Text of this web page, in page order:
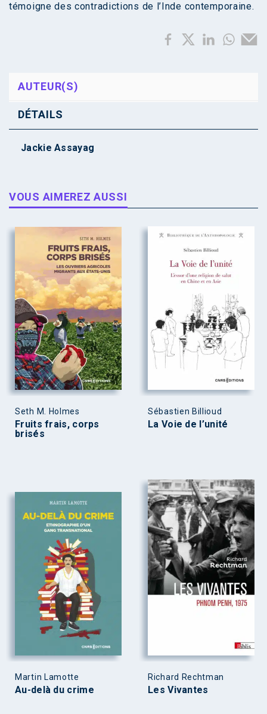
témoigne des contradictions de l’Inde contemporaine.
AUTEUR(S)
DÉTAILS
Jackie Assayag
VOUS AIMEREZ AUSSI
Seth M. Holmes
Fruits frais, corps
brisés
Sébastien Billioud
La Voie de l’unité
Martin Lamotte
Au-delà du crime
Richard Rechtman
Les Vivantes